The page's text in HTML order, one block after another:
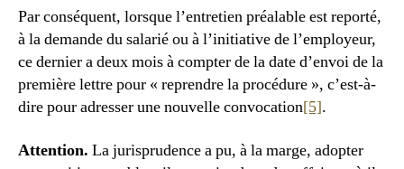
Par conséquent, lorsque l’entretien préalable est reporté,
à la demande du salarié ou à l’initiative de l’employeur,
ce dernier a deux mois à compter de la date d’envoi de la
première lettre pour « reprendre la procédure », c’est-à-
dire pour adresser une nouvelle convocation[5].
Attention. La jurisprudence a pu, à la marge, adopter